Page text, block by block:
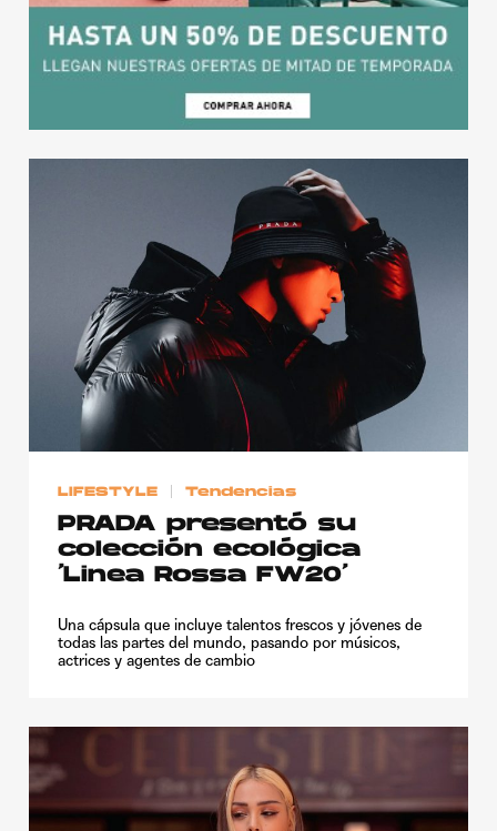
LIFESTYLE Tendencias
PRADA presentó su
colección ecológica
‘Linea Rossa FW20’
Una cápsula que incluye talentos frescos y jóvenes de
todas las partes del mundo, pasando por músicos,
actrices y agentes de cambio